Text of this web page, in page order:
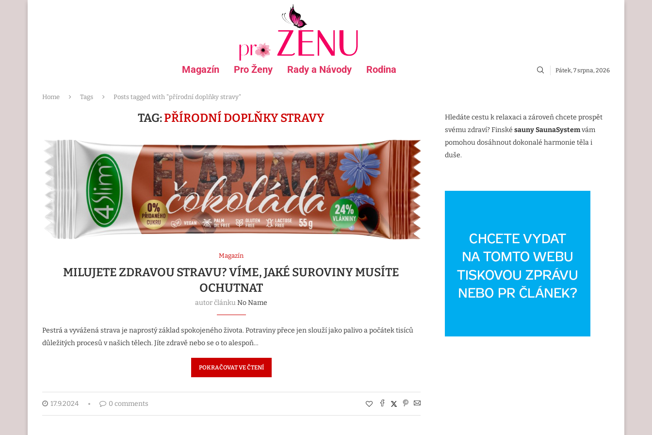
Magazín Pro Ženy Rady a Návody Rodina Pátek, 7 srpna, 2026
Home Tags Posts tagged with "přírodní doplňky stravy"
TAG:PŘÍRODNÍ DOPLŇKY STRAVY
Magazín
MILUJETE ZDRAVOU STRAVU? VÍME, JAKÉ SUROVINY MUSÍTE
OCHUTNAT
autor článkuNo Name
Pestrá a vyvážená strava je naprostý základ spokojeného života. Potraviny přece jen slouží jako palivo a počátek tisíců
důležitých procesů v našich tělech. Jíte zdravě nebo se o to alespoň…
POKRAČOVAT VE ČTENÍ
17.9.2024 0 comments
Hledáte cestu k relaxaci a zároveň chcete prospět
svému zdraví? Finské sauny SaunaSystemvám
pomohou dosáhnout dokonalé harmonie těla i
duše.